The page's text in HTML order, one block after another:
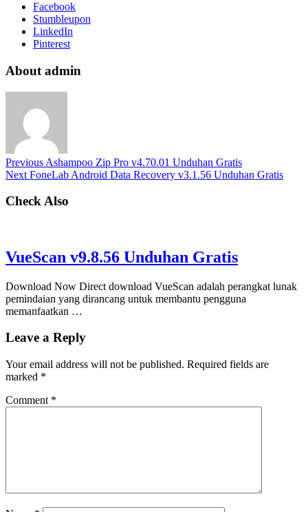
Facebook
Stumbleupon
LinkedIn
Pinterest
About admin
Previous Ashampoo Zip Pro v4.70.01 Unduhan Gratis
Next FoneLab Android Data Recovery v3.1.56 Unduhan Gratis
Check Also
VueScan v9.8.56 Unduhan Gratis
Download Now Direct download VueScan adalah perangkat lunak
pemindaian yang dirancang untuk membantu pengguna
memanfaatkan …
Leave a Reply
Your email address will not be published. Required fields are
marked *
Comment *